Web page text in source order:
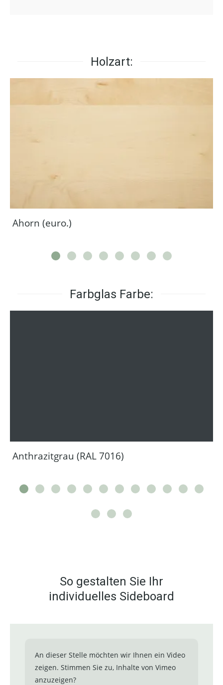
Holzart:
Ahorn (euro.)
Farbglas Farbe:
Anthrazitgrau (RAL 7016)
So gestalten Sie Ihr
individuelles Sideboard
An dieser Stelle möchten wir Ihnen ein Video
zeigen. Stimmen Sie zu, Inhalte von Vimeo
anzuzeigen?